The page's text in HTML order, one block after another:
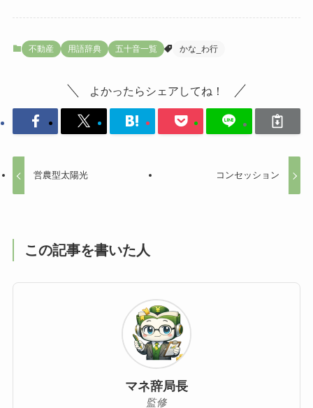
不動産 用語辞典 五十音一覧 かな_わ行
よかったらシェアしてね！
営農型太陽光 コンセッション
この記事を書いた人
マネ辞局長
監修